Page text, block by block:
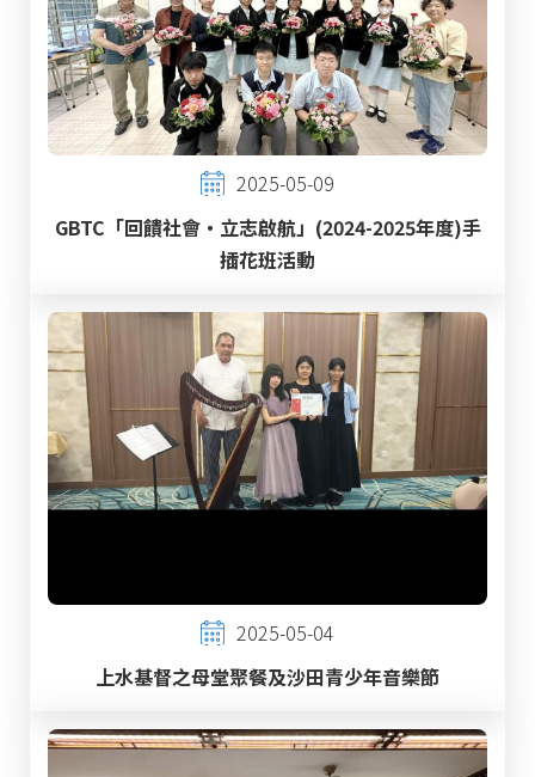
2025-05-09
GBTC「回饋社會‧立志啟航」(2024-2025年度)手
插花班活動
2025-05-04
上水基督之母堂聚餐及沙田青少年音樂節